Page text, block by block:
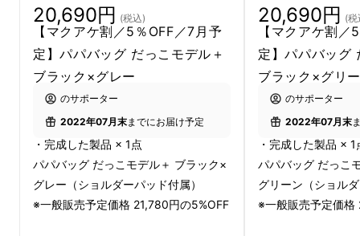
親子でお出かけの時、持っているバッグが抱っ
こ具に変身したら？
ほどよくコンパクトな設計で、哺乳瓶や水筒、
おむつなどお出かけの必需品がしっかり収納で
き、さらに、必要な時にはさっと抱っこ具に変
身。
これが「パパバッグだっこモデル＋（ぷら
20,690円 (税込)
【マクアケ割／5％OFF／7月予
定】パパバッグ だっこモデル＋
ブラック×グレー
のサポーター
2022年07月末までにお届け予定
・完成した製品 × 1点
パパバッグ だっこモデル＋ ブラック×
グレー（ショルダーパッド付属）
※一般販売予定価格 21,780円の5%OFF
20,690円 (税
【マクアケ割
定】パパバッグ
ブラック×グリ
のサポーター
2022年07月末
・完成した製品 × 1
パパバッグ だっこ
グリーン（ショル
※一般販売予定価格